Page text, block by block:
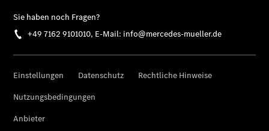
Reparatur &
Service
für
Übersicht